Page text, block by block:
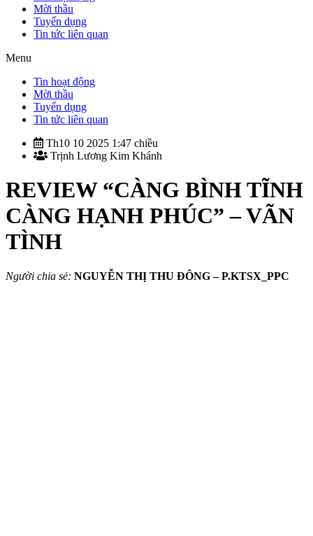
Mời thầu
Tuyển dụng
Tin tức liên quan
Menu
Tin hoạt động
Mời thầu
Tuyển dụng
Tin tức liên quan
Th10 10 2025 1:47 chiều
Trịnh Lương Kim Khánh
REVIEW “CÀNG BÌNH TĨNH
CÀNG HẠNH PHÚC” – VÃN
TÌNH
Người chia sẻ: NGUYỄN THỊ THU ĐÔNG – P.KTSX_PPC